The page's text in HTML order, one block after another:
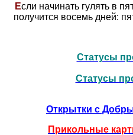
Если начинать гулять в
получится восемь дней:
Статусы
Статусы
Открытки с
Прикольные